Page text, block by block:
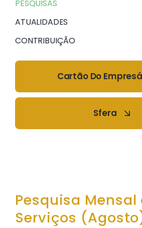
PESQUISAS
ATUALIDADES
CONTRIBUIÇÃO
Cartão Do
Sfera
Pesquisa Mensal
Serviços